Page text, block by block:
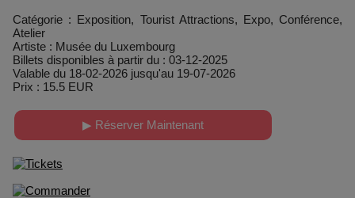
Catégorie : Exposition, Tourist Attractions, Expo, Conférence,
Atelier
Artiste : Musée du Luxembourg
Billets disponibles à partir du : 03-12-2025
Valable du 18-02-2026 jusqu'au 19-07-2026
Prix : 15.5 EUR
▶ Réserver Maintenant